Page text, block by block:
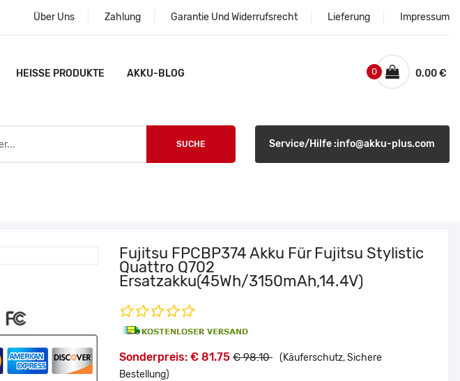
Über Uns Zahlung Garantie Und Widerrufsrecht Lieferung Impressum
HEISSE PRODUKTE AKKU-BLOG 0.00 €
0
SUCHE Service/Hilfe :info@akku-plus.com
Fujitsu FPCBP374 Akku Für Fujitsu Stylistic
Quattro Q702
Ersatzakku(45Wh/3150mAh,14.4V)
Sonderpreis: € 81.75 € 98.10 (Käuferschutz, Sichere
Bestellung)